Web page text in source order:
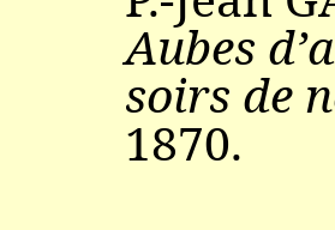
Aubes
soirs de
1870.